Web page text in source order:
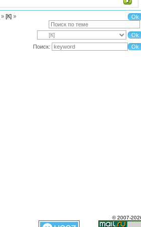
» [К] »
Поиск:
© 2007-